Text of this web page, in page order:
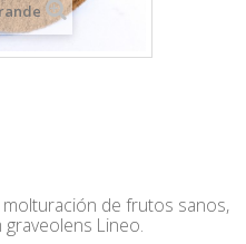
de frutos sanos,
Lineo.